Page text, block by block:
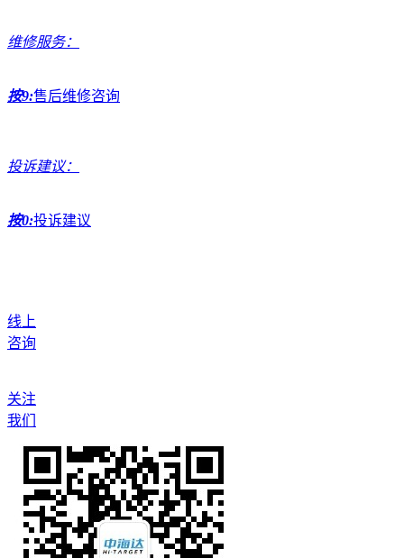
维修服务：
按9:售后维修咨询
投诉建议：
按0:投诉建议
线上
咨询
关注
我们